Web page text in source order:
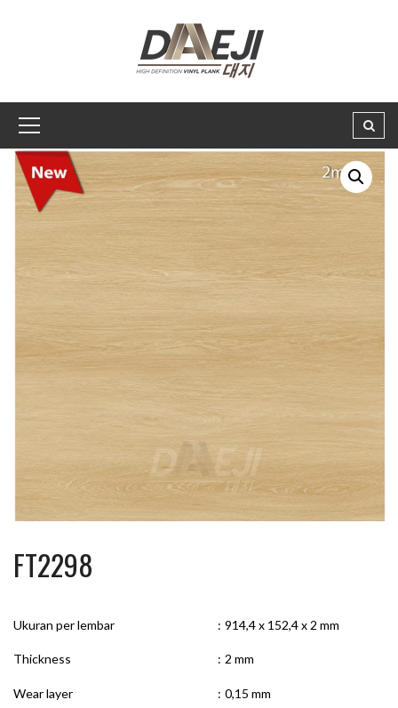
FT2298
Ukuran per lembar : 914,4 x 152,4 x 2 mm
Thickness : 2 mm
Wear layer : 0,15 mm